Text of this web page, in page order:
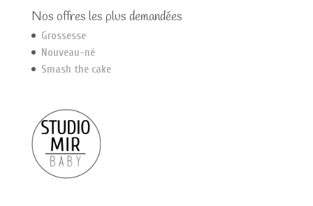
Nos offres les plus demandées
Grossesse
Nouveau-né
Smash the cake